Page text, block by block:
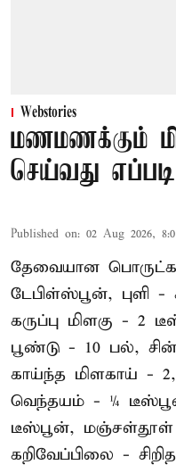
Webstories
மணமணக்கும்
செய்வது
Published on: 02 Aug 2026,
தேவையான
டேபிள்ஸ்பூன், புளி -
கருப்பு மிளகு - 2
பூண்டு - 10 பல்,
காய்ந்த மிளகாய் -
வெந்தயம் - ¼
டீஸ்பூன்,
கறிவேப்பிலை -